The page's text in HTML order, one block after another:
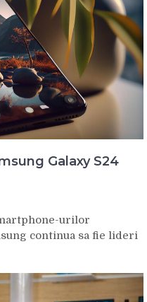
Galaxy S24
urilor
continua sa fie lideri